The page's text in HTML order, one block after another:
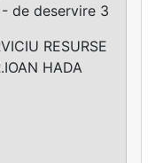
de deservire 3
RESURSE
HADA